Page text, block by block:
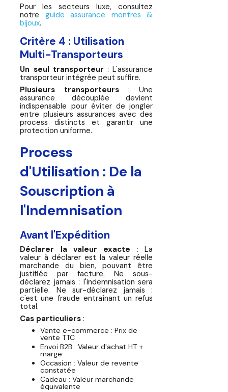
Pour les secteurs luxe, consultez
notre guide assurance montres &
bijoux.
Critère 4 : Utilisation
Multi-Transporteurs
Un seul transporteur : L'assurance
transporteur intégrée peut suffire.
Plusieurs transporteurs : Une
assurance découplée devient
indispensable pour éviter de jongler
entre plusieurs assurances avec des
process distincts et garantir une
protection uniforme.
Process
d'Utilisation : De la
Souscription à
l'Indemnisation
Avant l'Expédition
Déclarer la valeur exacte : La
valeur à déclarer est la valeur réelle
marchande du bien, pouvant être
justifiée par facture. Ne sous-
déclarez jamais : l'indemnisation sera
partielle. Ne sur-déclarez jamais :
c'est une fraude entraînant un refus
total.
Cas particuliers :
Vente e-commerce : Prix de
vente TTC
Envoi B2B : Valeur d'achat HT +
marge
Occasion : Valeur de revente
constatée
Cadeau : Valeur marchande
équivalente